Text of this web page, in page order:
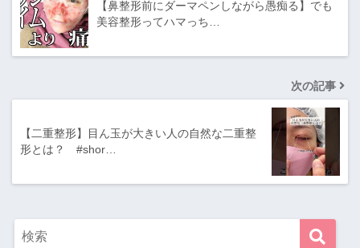
【鼻整形前にダーマペンしながら愚痴る】でも
美容整形ってハマっち…
次の記事
【二重整形】目ん玉が大きい人の自然な二重整
形とは？ #shor…